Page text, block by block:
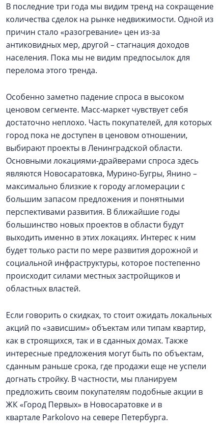
В последние три года мы видим тренд на сокращение
количества сделок на рынке недвижимости. Одной из
причин стало «разогревание» цен из-за
антиковидных мер, другой – стагнация доходов
населения. Пока мы не видим предпосылок для
перелома этого тренда.
Особенно заметно падение спроса в высоком
ценовом сегменте. Масс-маркет чувствует себя
достаточно неплохо. Часть покупателей, для которых
город пока не доступен в ценовом отношении,
выбирают проекты в Ленинградской области.
Основными локациями-драйверами спроса здесь
являются Новосаратовка, Мурино-Бугры, Янино –
максимально близкие к городу агломерации с
большим запасом предложения и понятными
перспективами развития. В ближайшие годы
большинство новых проектов в области будут
выходить именно в этих локациях. Интерес к ним
будет только расти по мере развития дорожной и
социальной инфраструктуры, которое постепенно
происходит силами местных застройщиков и
областных властей.
Если говорить о скидках, то стоит ожидать локальных
акций по «зависшим» объектам или типам квартир,
как в строящихся, так и в сданных домах. Также
интересные предложения могут быть по объектам,
сданным раньше срока, где продажи еще не успели
догнать стройку. В частности, мы планируем
предложить своим покупателям подобные акции в
ЖК «Город Первых» в Новосаратовке и в
квартале Parkolovo на севере Петербурга.